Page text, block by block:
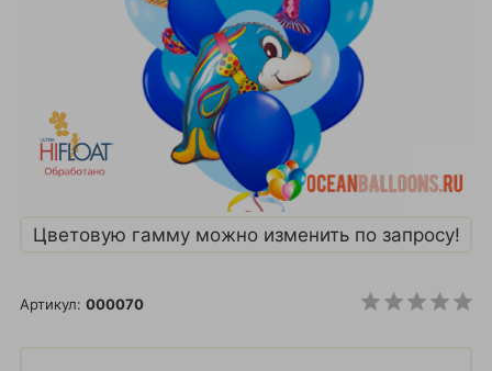
Цветовую гамму можно изменить по запросу!
Артикул: 000070